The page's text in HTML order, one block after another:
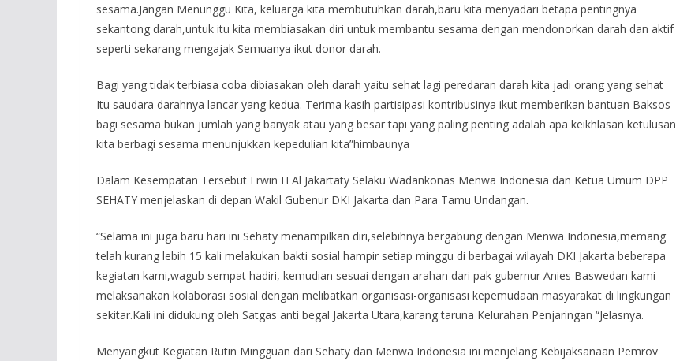
sesama.Jangan Menunggu Kita, keluarga kita membutuhkan darah,baru kita menyadari betapa pentingnya
sekantong darah,untuk itu kita membiasakan diri untuk membantu sesama dengan mendonorkan darah dan aktif
seperti sekarang mengajak Semuanya ikut donor darah.
Bagi yang tidak terbiasa coba dibiasakan oleh darah yaitu sehat lagi peredaran darah kita jadi orang yang sehat
Itu saudara darahnya lancar yang kedua. Terima kasih partisipasi kontribusinya ikut memberikan bantuan Baksos
bagi sesama bukan jumlah yang banyak atau yang besar tapi yang paling penting adalah apa keikhlasan ketulusan
kita berbagi sesama menunjukkan kepedulian kita”himbaunya
Dalam Kesempatan Tersebut Erwin H Al Jakartaty Selaku Wadankonas Menwa Indonesia dan Ketua Umum DPP
SEHATY menjelaskan di depan Wakil Gubenur DKI Jakarta dan Para Tamu Undangan.
“Selama ini juga baru hari ini Sehaty menampilkan diri,selebihnya bergabung dengan Menwa Indonesia,memang
telah kurang lebih 15 kali melakukan bakti sosial hampir setiap minggu di berbagai wilayah DKI Jakarta beberapa
kegiatan kami,wagub sempat hadiri, kemudian sesuai dengan arahan dari pak gubernur Anies Baswedan kami
melaksanakan kolaborasi sosial dengan melibatkan organisasi-organisasi kepemudaan masyarakat di lingkungan
sekitar.Kali ini didukung oleh Satgas anti begal Jakarta Utara,karang taruna Kelurahan Penjaringan “Jelasnya.
Menyangkut Kegiatan Rutin Mingguan dari Sehaty dan Menwa Indonesia ini menjelang Kebijaksanaan Pemrov